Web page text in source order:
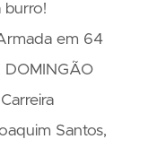
burro!
em 64
DOMINGÃO
Santos,